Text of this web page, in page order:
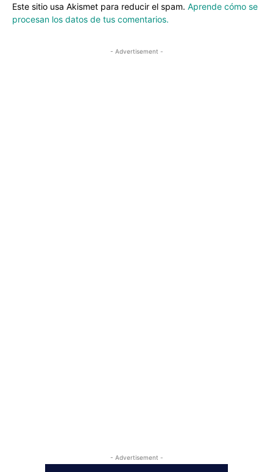
Este sitio usa Akismet para reducir el spam. Aprende cómo se
procesan los datos de tus comentarios.
- Advertisement -
- Advertisement -